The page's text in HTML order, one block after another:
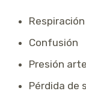
Confusión
Presión
Pérdida de